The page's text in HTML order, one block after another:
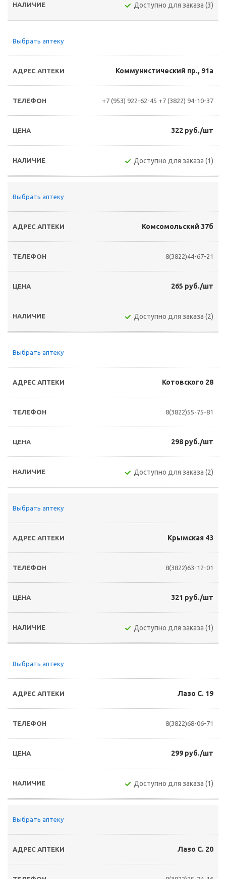
Доступно для заказа (3)
Выбрать аптеку
Коммунистический пр., 91а
+7 (953) 922-62-45 +7 (3822) 94-10-37
322 руб./шт
Доступно для заказа (1)
Выбрать аптеку
Комсомольский 37б
8(3822)44-67-21
265 руб./шт
Доступно для заказа (2)
Выбрать аптеку
Котовского 28
8(3822)55-75-81
298 руб./шт
Доступно для заказа (2)
Выбрать аптеку
Крымская 43
8(3822)63-12-01
321 руб./шт
Доступно для заказа (1)
Выбрать аптеку
Лазо С. 19
8(3822)68-06-71
299 руб./шт
Доступно для заказа (1)
Выбрать аптеку
Лазо С. 20